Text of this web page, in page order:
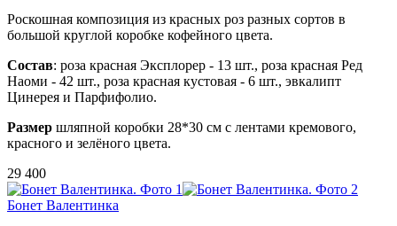
Роскошная композиция из красных роз разных сортов в
большой круглой коробке кофейного цвета.
Состав: роза красная Эксплорер - 13 шт., роза красная Ред
Наоми - 42 шт., роза красная кустовая - 6 шт., эвкалипт
Цинерея и Парфифолио.
Размер шляпной коробки 28*30 см с лентами кремового,
красного и зелёного цвета.
29 400
Бонет Валентинка